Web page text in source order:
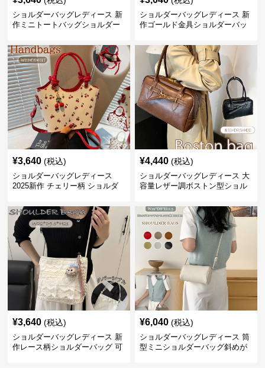
ショルダーバッグレディース 新
作ミニトートバッグショルダー
ショルダーバッグレディース 新
作ゴールド金具ショルダーバッ
¥3,640 (税込)
ショルダーバッグレディース
2025新作 チェリー柄 ショルダ
3way
¥4,440 (税込)
ショルダーバッグレディース 大
容量レザー調ボストン型ショル
¥3,640 (税込)
ショルダーバッグレディース 新
作レース柄ショルダーバッグ 可
¥6,040 (税込)
ショルダーバッグレディース 筒
型ミニショルダーバッグ斜めが